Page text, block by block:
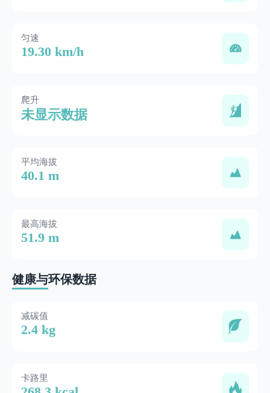
匀速
19.30 km/h
爬升
未显示数据
平均海拔
40.1 m
最高海拔
51.9 m
健康与环保数据
减碳值
2.4 kg
卡路里